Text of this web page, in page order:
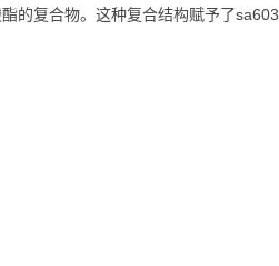
的复合物。这种复合结构赋予了sa603